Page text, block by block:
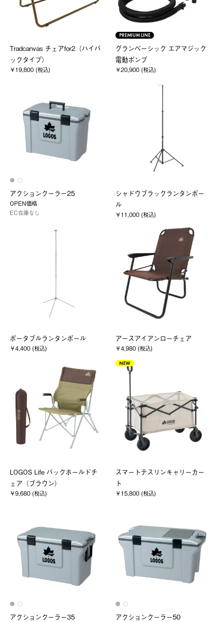
Tradcanvas チェアfor2（ハイバ
ックタイプ）
￥19,800 (税込)
PREMIUM LINE
グランベーシック エアマジック
電動ポンプ
￥20,900 (税込)
アクションクーラー25
OPEN価格
EC在庫なし
シャドウブラックランタンポー
ル
￥11,000 (税込)
ポータブルランタンポール
￥4,400 (税込)
アースアイアンローチェア
￥4,980 (税込)
LOGOS Life バックホールドチ
ェア（ブラウン）
￥9,680 (税込)
NEW
スマートテスリンキャリーカー
ト
￥15,800 (税込)
アクションクーラー35 アクションクーラー50